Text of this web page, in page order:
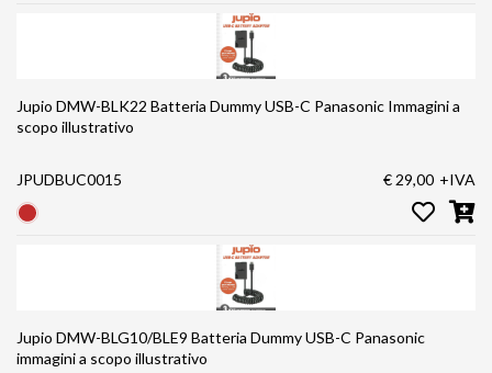
Jupio DMW-BLK22 Batteria Dummy USB-C Panasonic Immagini a
scopo illustrativo
JPUDBUC0015 € 29,00 +IVA
Jupio DMW-BLG10/BLE9 Batteria Dummy USB-C Panasonic
immagini a scopo illustrativo